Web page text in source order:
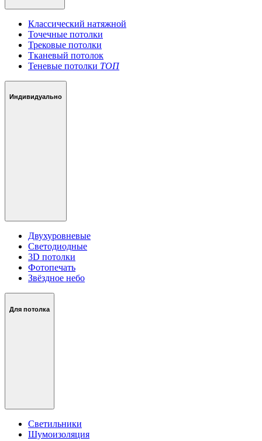
Классический натяжной
Точечные потолки
Трековые потолки
Тканевый потолок
Теневые потолки ТОП
Индивидуально
Двухуровневые
Светодиодные
3D потолки
Фотопечать
Звёздное небо
Для потолка
Светильники
Шумоизоляция